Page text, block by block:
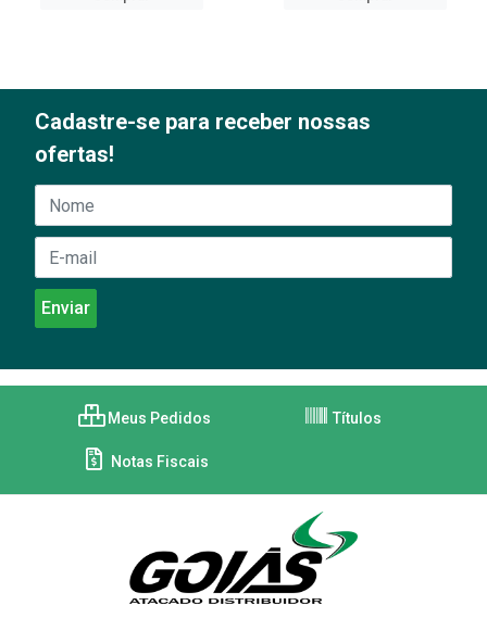
Cadastre-se para receber nossas
ofertas!
Meus Pedidos Títulos
Notas Fiscais